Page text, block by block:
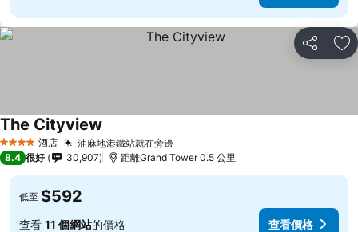
分享 放
4 星級 酒店 油麻地港鐵站就在旁邊
The Cityview
8.4 很好 30,907 距離Grand Tower 0.5 公里
低至 $592
查看 11 個網站的價格 查看價格